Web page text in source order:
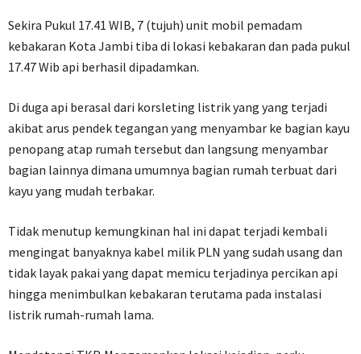
Sekira Pukul 17.41 WIB, 7 (tujuh) unit mobil pemadam
kebakaran Kota Jambi tiba di lokasi kebakaran dan pada pukul
17.47 Wib api berhasil dipadamkan.
Di duga api berasal dari korsleting listrik yang yang terjadi
akibat arus pendek tegangan yang menyambar ke bagian kayu
penopang atap rumah tersebut dan langsung menyambar
bagian lainnya dimana umumnya bagian rumah terbuat dari
kayu yang mudah terbakar.
Tidak menutup kemungkinan hal ini dapat terjadi kembali
mengingat banyaknya kabel milik PLN yang sudah usang dan
tidak layak pakai yang dapat memicu terjadinya percikan api
hingga menimbulkan kebakaran terutama pada instalasi
listrik rumah-rumah lama.